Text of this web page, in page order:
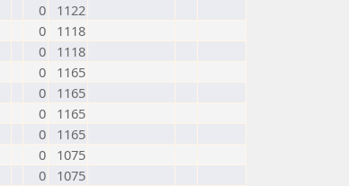
0
1122
0
1118
0
1118
0
1165
0
1165
0
1165
0
1165
0
1075
0
1075